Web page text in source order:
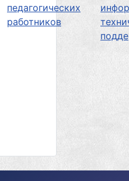
педагогических
работников